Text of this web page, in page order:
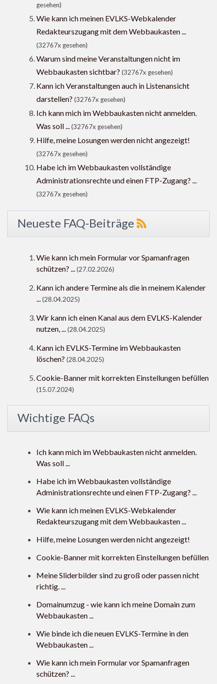
gesehen)
Wie kann ich meinen EVLKS-Webkalender
Redakteurszugang mit dem Webbaukasten ...
(32767x gesehen)
Warum sind meine Veranstaltungen nicht im
Webbaukasten sichtbar? (32767x gesehen)
Kann ich Veranstaltungen auch in Listenansicht
darstellen? (32767x gesehen)
Ich kann mich im Webbaukasten nicht anmelden.
Was soll ...(32767x gesehen)
Hilfe, meine Losungen werden nicht angezeigt!
(32767x gesehen)
Habe ich im Webbaukasten vollständige
Administrationsrechte und einen FTP-Zugang? ...
(32767x gesehen)
Neueste FAQ-Beiträge
Wie kann ich mein Formular vor Spamanfragen
schützen? ...(27.02.2026)
Kann ich andere Termine als die in meinem Kalender
...(28.04.2025)
Wir kann ich einen Kanal aus dem EVLKS-Kalender
nutzen, ...(28.04.2025)
Kann ich EVLKS-Termine im Webbaukasten
löschen? (28.04.2025)
Cookie-Banner mit korrekten Einstellungen befüllen
(15.07.2024)
Wichtige FAQs
Ich kann mich im Webbaukasten nicht anmelden.
Was soll ...
Habe ich im Webbaukasten vollständige
Administrationsrechte und einen FTP-Zugang? ...
Wie kann ich meinen EVLKS-Webkalender
Redakteurszugang mit dem Webbaukasten ...
Hilfe, meine Losungen werden nicht angezeigt!
Cookie-Banner mit korrekten Einstellungen befüllen
Meine Sliderbilder sind zu groß oder passen nicht
richtig. ...
Domainumzug - wie kann ich meine Domain zum
Webbaukasten ...
Wie binde ich die neuen EVLKS-Termine in den
Webbaukasten ...
Wie kann ich mein Formular vor Spamanfragen
schützen? ...